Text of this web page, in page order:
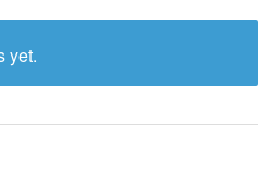
yet.